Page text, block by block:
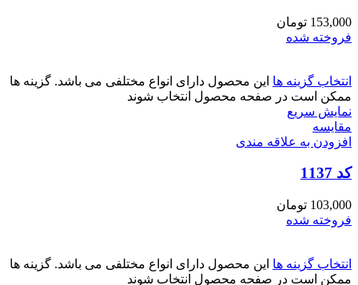
153,000 تومان
فروخته شده
انتخاب گزینه ها این محصول دارای انواع مختلفی می باشد. گزینه ها
ممکن است در صفحه محصول انتخاب شوند
نمایش سریع
مقايسه
افزودن به علاقه مندی
کد 1137
103,000 تومان
فروخته شده
انتخاب گزینه ها این محصول دارای انواع مختلفی می باشد. گزینه ها
ممکن است در صفحه محصول انتخاب شوند